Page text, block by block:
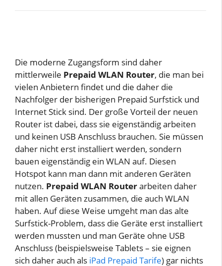
Die moderne Zugangsform sind daher
mittlerweile Prepaid WLAN Router, die man bei
vielen Anbietern findet und die daher die
Nachfolger der bisherigen Prepaid Surfstick und
Internet Stick sind. Der große Vorteil der neuen
Router ist dabei, dass sie eigenständig arbeiten
und keinen USB Anschluss brauchen. Sie müssen
daher nicht erst installiert werden, sondern
bauen eigenständig ein WLAN auf. Diesen
Hotspot kann man dann mit anderen Geräten
nutzen. Prepaid WLAN Routerarbeiten daher
mit allen Geräten zusammen, die auch WLAN
haben. Auf diese Weise umgeht man das alte
Surfstick-Problem, dass die Geräte erst installiert
werden mussten und man Geräte ohne USB
Anschluss (beispielsweise Tablets – sie eignen
sich daher auch als iPad Prepaid Tarife) gar nichts